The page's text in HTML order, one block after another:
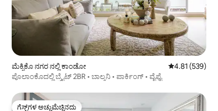
ಮೆಕ್ಸಿಕೊ ನಗರ ನಲ್ಲಿ ಕಾಂಡೋ 5 ರಲ್ಲಿ 4.81
4.81 (539)
ಪೊಲಾಂಕೊದಲ್ಲಿ ಬ್ರೈಟ್ 2BR • ಬಾಲ್ಕನಿ • ಪಾರ್ಕಿಂಗ್ • ವೈಫೈ
ಗೆಸ್ಟ್‌ಗಳ ಅಚ್ಚುಮೆಚ್ಚಿನದು